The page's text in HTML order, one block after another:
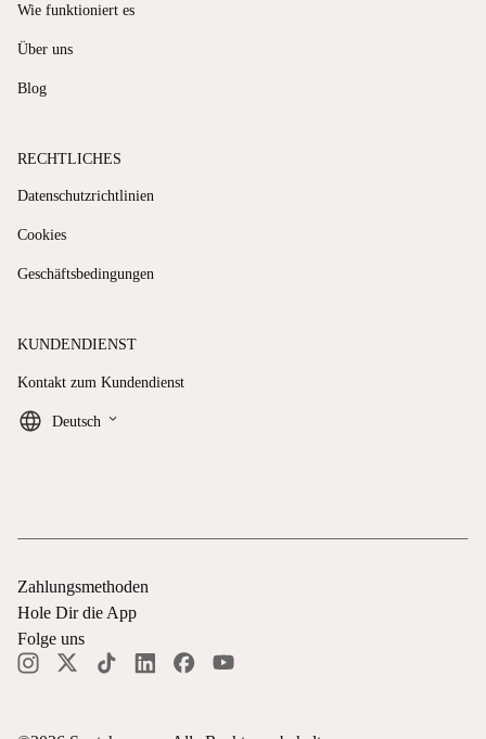
Wie funktioniert es
Über uns
Blog
RECHTLICHES
Datenschutzrichtlinien
Cookies
Geschäftsbedingungen
KUNDENDIENST
Kontakt zum Kundendienst
Deutsch keyboard_arrow_down
Zahlungsmethoden
Hole Dir die App
Folge uns